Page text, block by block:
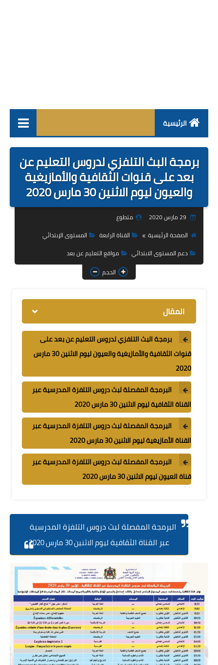
الرئيسية
فروض
جذاذات
مباراة
استعمال الزمن
التوازيع السنوية
والمجالية
برمجة البث التلفزي لدروس التعليم عن
بعد على قنوات الثقافية والأمازيغية
والعيون ليوم الاثنين 30 مارس 2020
متطوع
الصفحة الرئيسية
القناة الرابعة
المستوى الإبتدائي
دعم المستوى الابتدائي
مواقع التعليم عن بعد
الحجم
المقال
برمجة البث التلفزي لدروس التعليم عن بعد على
قنوات الثقافية والأمازيغية والعيون ليوم الاثنين 30 مارس
2020
البرمجة المفصلة لبث دروس التلفزة المدرسية عبر
القناة الثقافية ليوم الاثنين 30 مارس 2020
البرمجة المفصلة لبث دروس التلفزة المدرسية عبر
القناة الأمازيغية ليوم الاثنين 30 مارس 2020
البرمجة المفصلة لبث دروس التلفزة المدرسية عبر
قناة العيون ليوم الاثنين 30 مارس 2020
البرمجة المفصلة لبث دروس التلفزة المدرسية
عبر القناة الثقافيةليوم الاثنين 30 مارس 2020